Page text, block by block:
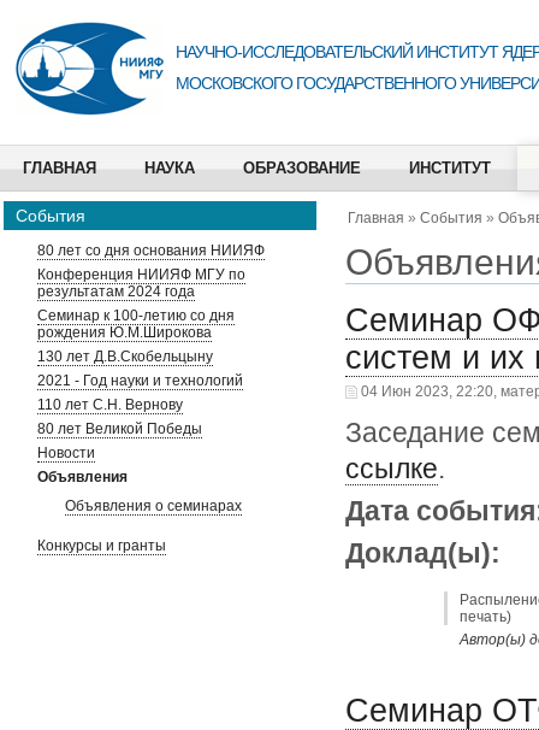
НАУЧНО-ИССЛЕДОВАТЕЛЬСКИЙ ИНСТИТУТ
МОСКОВСКОГО ГОСУДАРСТВЕННОГО
ГЛАВНАЯ НАУКА ОБРАЗОВАНИЕ ИНСТИТУТ
События
80 лет со дня основания НИИЯФ
Конференция НИИЯФ МГУ по
результатам 2024 года
Семинар к 100-летию со дня
рождения Ю.М.Широкова
130 лет Д.В.Скобельцыну
2021 - Год науки и технологий
110 лет С.Н. Вернову
80 лет Великой Победы
Новости
Объявления
Объявления о семинарах
Конкурсы и гранты
Главная » События »
Семинар
систем и их
04 Июн 2023, 22:20,
Заседание
ссылке.
Дата
Доклад(ы):
печать)
Автор(ы)
Семинар